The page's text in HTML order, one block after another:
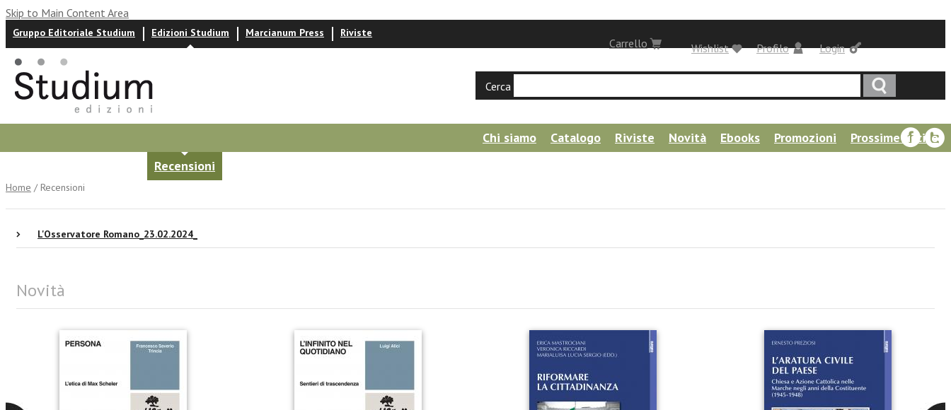
Skip to Main Content Area
Login
Carrello
Gruppo Editoriale Studium Edizioni Studium Marcianum Press Riviste
Profilo
Wishlist
Cerca
Chi siamo Catalogo Riviste Novità Ebooks Promozioni
Prossime uscite
Recensioni
Home / Recensioni
L'Osservatore Romano_23.02.2024_
Novità